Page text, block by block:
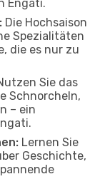
Engati.
Die Hochsaison
Spezialitäten
die es nur zu
Sie das
Schnorcheln,
– ein
Lernen Sie
Geschichte,